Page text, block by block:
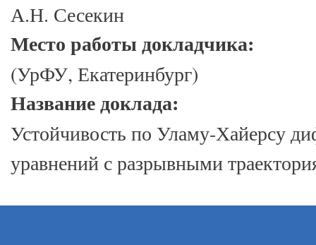
А.Н. Сесекин
Место работы докладчика:
(УрФУ, Екатеринбург)
Название доклада:
Устойчивость по Уламу-Хайерсу
уравнений с разрывными